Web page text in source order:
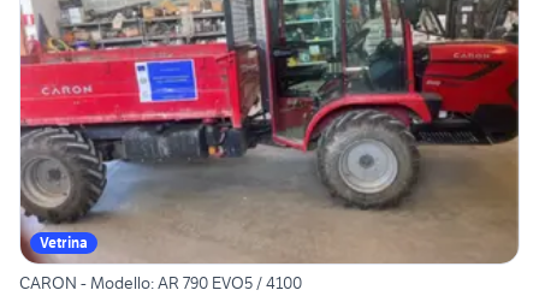
Vetrina
CARON - Modello: AR 790 EVO5 / 4100